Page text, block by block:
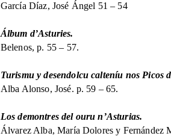
García Díaz, José Ángel 51 – 54
Álbum d’Asturies.
Belenos, p. 55 – 57.
Turismu y desendolcu calteníu nos Picos
Alba Alonso, José. p. 59 – 65.
Los demontres del ouru n’Asturias.
Álvarez Alba, María Dolores y Fernández